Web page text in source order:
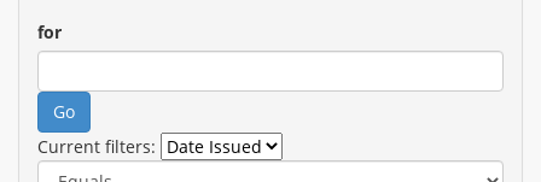
for
Current filters: